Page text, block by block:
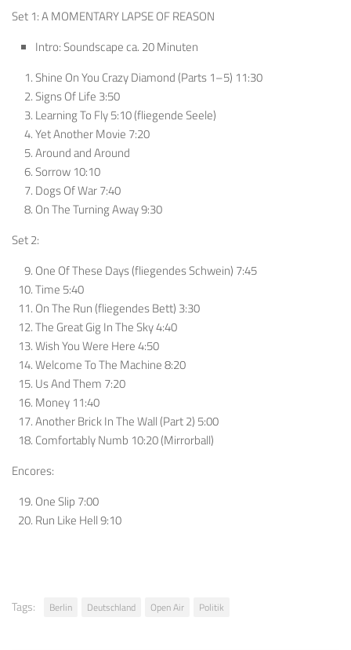
Set 1: A MOMENTARY LAPSE OF REASON
Intro: Soundscape ca. 20 Minuten
Shine On You Crazy Diamond (Parts 1–5) 11:30
Signs Of Life 3:50
Learning To Fly 5:10 (fliegende Seele)
Yet Another Movie 7:20
Around and Around
Sorrow 10:10
Dogs Of War 7:40
On The Turning Away 9:30
Set 2:
One Of These Days (fliegendes Schwein) 7:45
Time 5:40
On The Run (fliegendes Bett) 3:30
The Great Gig In The Sky 4:40
Wish You Were Here 4:50
Welcome To The Machine 8:20
Us And Them 7:20
Money 11:40
Another Brick In The Wall (Part 2) 5:00
Comfortably Numb 10:20 (Mirrorball)
Encores:
One Slip 7:00
Run Like Hell 9:10
Tags: Berlin Deutschland Open Air Politik